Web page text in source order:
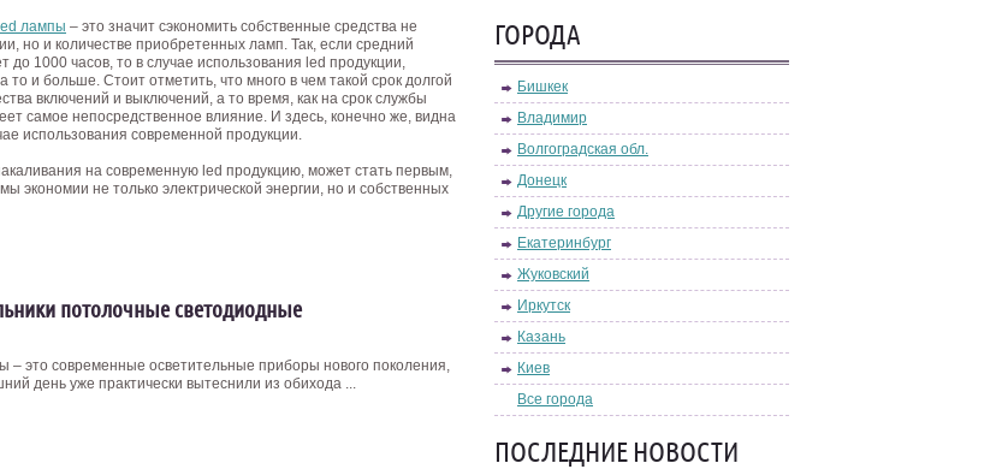
лампы – это значит сэкономить собственные средства не
но и количестве приобретенных ламп. Так, если средний
до 1000 часов, то в случае использования led продукции,
и больше. Стоит отметить, что много в чем такой срок долгой
включений и выключений, а то время, как на срок службы
самое непосредственное влияние. И здесь, конечно же, видна
использования современной продукции.
на современную led продукцию, может стать первым,
не только электрической энергии, но и собственных
потолочные светодиодные
– это современные осветительные приборы нового поколения,
день уже практически вытеснили из обихода ...
ГОРОДА
Бишкек
Владимир
Волгоградская обл.
Донецк
Другие города
Екатеринбург
Жуковский
Иркутск
Казань
Киев
Все города
ПОСЛЕДНИЕ НОВОСТИ